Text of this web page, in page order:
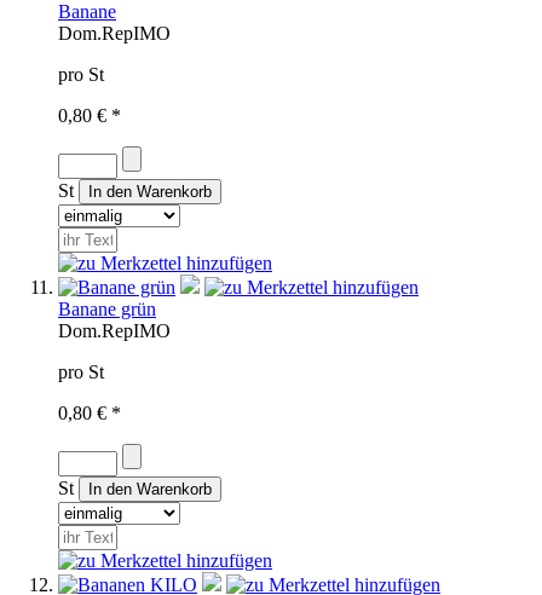
Banane
Dom.RepIMO
pro St
0,80 € *
St
Banane grün
Dom.RepIMO
pro St
0,80 € *
St